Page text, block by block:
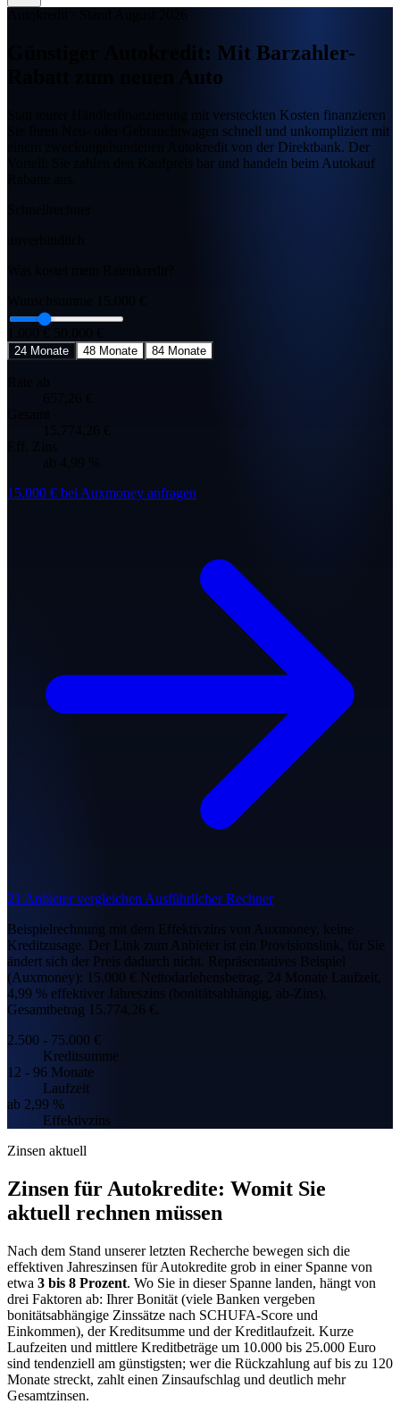
Günstiger Autokredit: Mit Barzahler-
Rabatt zum neuen Auto
Statt teurer Händlerfinanzierung mit versteckten Kosten finanzieren
Sie Ihren Neu- oder Gebrauchtwagen schnell und unkompliziert mit
einem zweckungebundenen Autokredit von der Direktbank. Der
Vorteil: Sie zahlen den Kaufpreis bar und handeln beim Autokauf
24 Monate 48 Monate 84 Monate
15.000 € bei Auxmoney anfragen
21 Anbieter vergleichen Ausführlicher Rechner
Beispielrechnung mit dem Effektivzins von Auxmoney, keine
Kreditzusage. Der Link zum Anbieter ist ein Provisionslink, für Sie
ändert sich der Preis dadurch nicht.
Repräsentatives Beispiel
(Auxmoney): 15.000 € Nettodarlehensbetrag, 24 Monate Laufzeit,
4,99 % effektiver Jahreszins (bonitätsabhängig, ab-Zins),
Gesamtbetrag 15.774,26 €.
2.500 - 75.000 €
Kreditsumme
12 - 96 Monate
Laufzeit
ab 2,99 %
Effektivzins
Zinsen aktuell
Zinsen für Autokredite: Womit Sie
aktuell rechnen müssen
Nach dem Stand unserer letzten Recherche bewegen sich die
effektiven Jahreszinsen für Autokredite grob in einer Spanne von
etwa 3 bis 8 Prozent. Wo Sie in dieser Spanne landen, hängt von
drei Faktoren ab: Ihrer Bonität (viele Banken vergeben
bonitätsabhängige Zinssätze nach SCHUFA-Score und
Einkommen), der Kreditsumme und der Kreditlaufzeit. Kurze
Laufzeiten und mittlere Kreditbeträge um 10.000 bis 25.000 Euro
sind tendenziell am günstigsten; wer die Rückzahlung auf bis zu 120
Monate streckt, zahlt einen Zinsaufschlag und deutlich mehr
Gesamtzinsen.